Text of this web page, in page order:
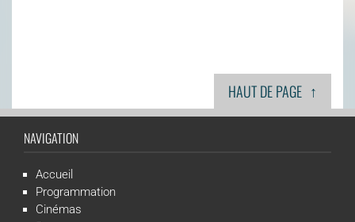
HAUT DE PAGE ↑
NAVIGATION
Accueil
Programmation
Cinémas